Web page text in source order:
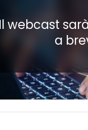
Il webcast
a